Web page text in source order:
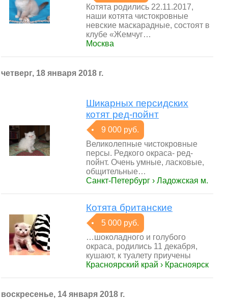
Котята родились 22.11.2017,
наши котята чистокровные
невские маскарадные, состоят в
клубе «Жемчуг…
Москва
четверг, 18 января 2018 г.
Шикарных персидских
котят ред-пойнт
9 000 руб.
Великолепные чистокровные
персы. Редкого окраса- ред-
пойнт. Очень умные, ласковые,
общительные…
Санкт-Петербург › Ладожская м.
Котята британские
5 000 руб.
…шоколадного и голубого
окраса, родились 11 декабря,
кушают, к туалету приучены
Красноярский край › Красноярск
воскресенье, 14 января 2018 г.